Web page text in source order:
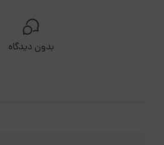
بدون دیدگاه